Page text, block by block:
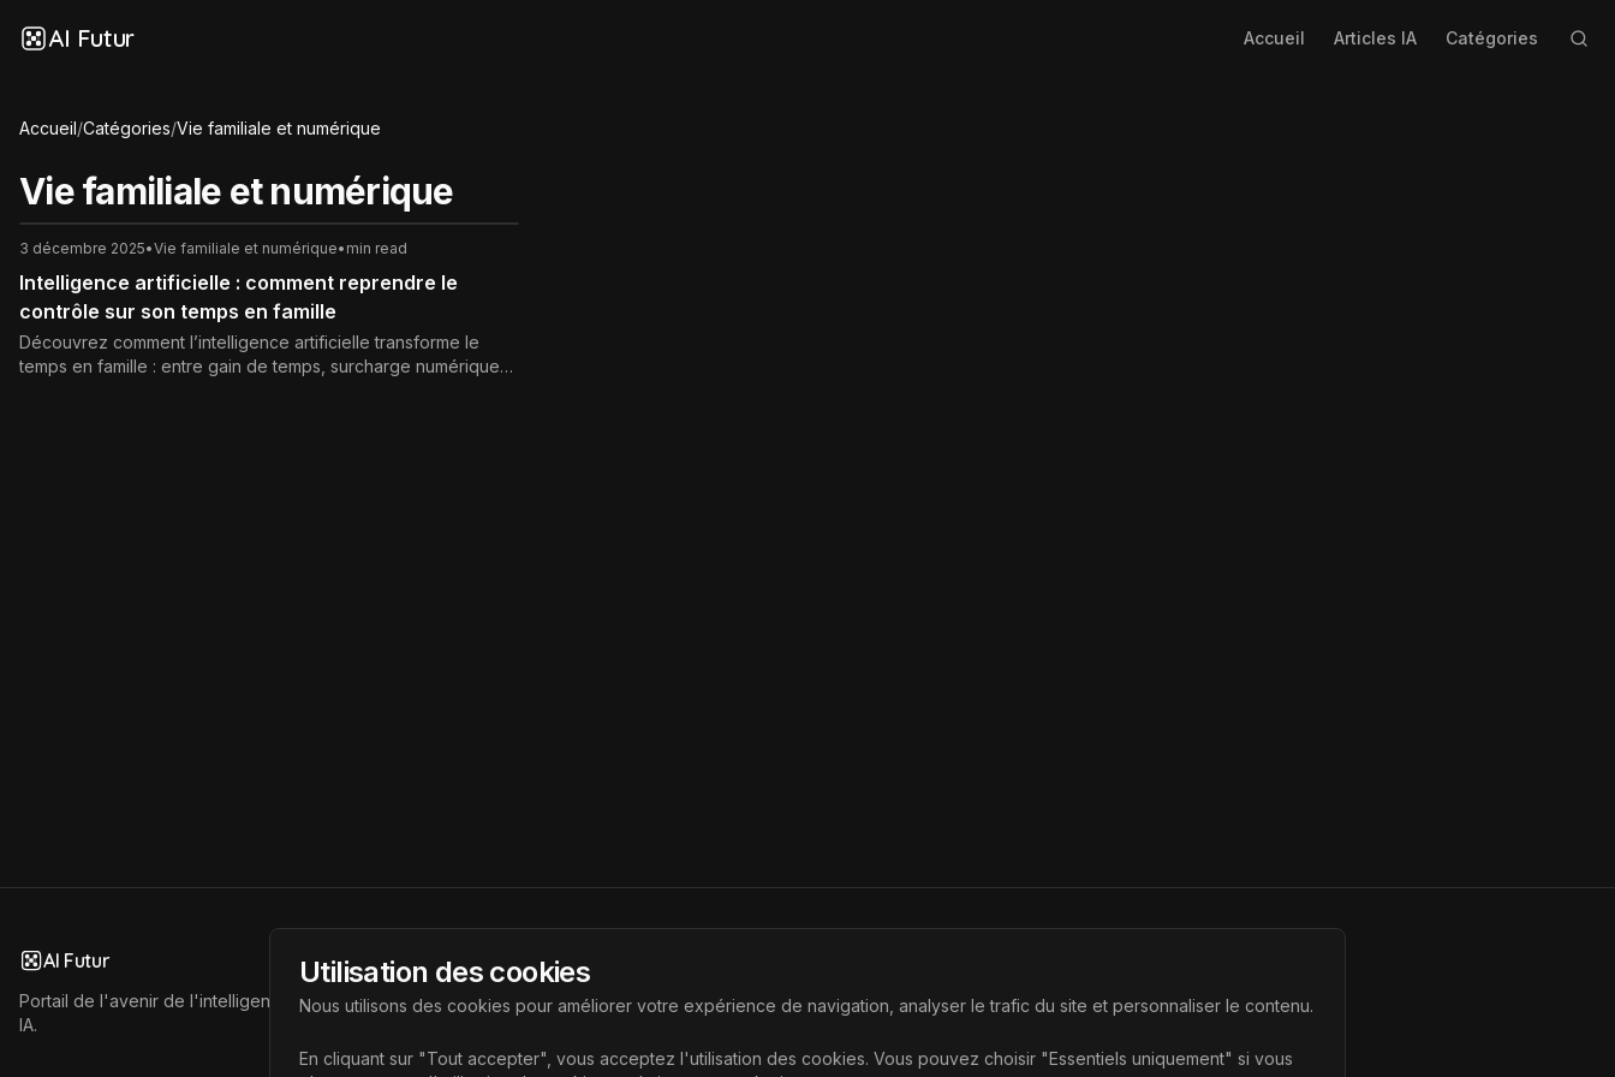
AI Futur Accueil Articles IA Catégories
Accueil/Catégories/Vie familiale et numérique
Vie familiale et numérique
3 décembre 2025•Vie familiale et numérique• min read
Intelligence artificielle : comment reprendre le
contrôle sur son temps en famille
Découvrez comment l’intelligence artificielle transforme le
temps en famille : entre gain de temps, surcharge numérique
AI Futur
Portail de l'avenir de l'intelligence artificielle, vous aidant à découvrir les dernières technologies
IA.
Accueil
Catégories
Utilisation des cookies
Nous utilisons des cookies pour améliorer votre expérience de navigation, analyser le trafic du site et personnaliser le contenu.
En cliquant sur "Tout accepter", vous acceptez l'utilisation des cookies. Vous pouvez choisir "Essentiels uniquement" si vous